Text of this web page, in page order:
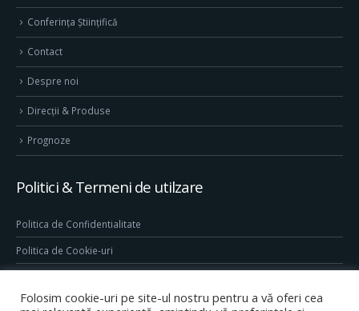
Conferința Științifică
Contact
Despre noi
Direcţii & Produse
Prognoze
Politici & Termeni de utilzare
Politica de Confidentialitate
Politica de Cookie-uri
Conditii generale de utilizare site
Folosim cookie-uri pe site-ul nostru pentru a vă oferi cea